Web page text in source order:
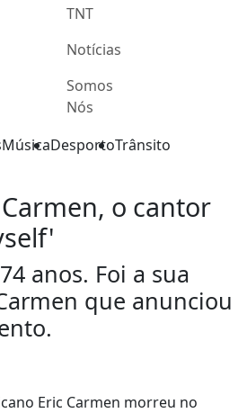
TNT
Notícias
Somos
Nós
MúsicaDesportoTrânsito
o cantor
anos. Foi a sua
que anunciou
Eric Carmen morreu no